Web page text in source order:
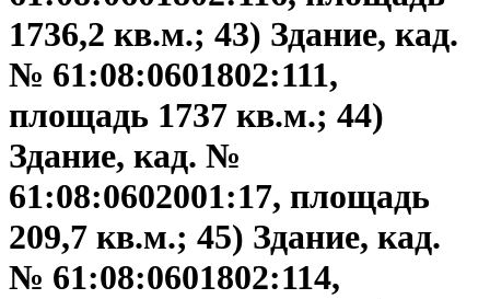
1736,2 кв.м.; 43) Здание, кад.
№ 61:08:0601802:111,
площадь 1737 кв.м.; 44)
Здание, кад. №
61:08:0602001:17, площадь
209,7 кв.м.; 45) Здание, кад.
№ 61:08:0601802:114,